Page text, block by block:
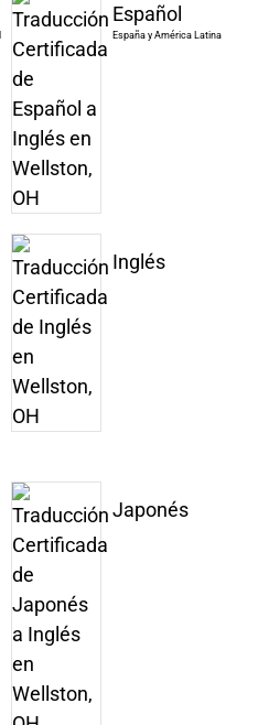
Español
España y América Latina
Inglés
Japonés